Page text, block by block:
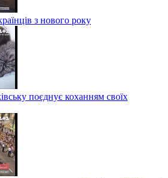
з нового року
поєднує коханням своїх